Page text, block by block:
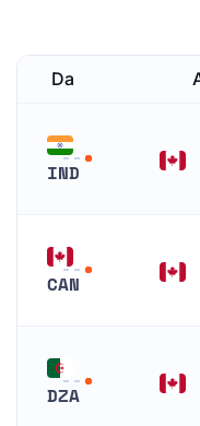
Da
IND
CAN
DZA